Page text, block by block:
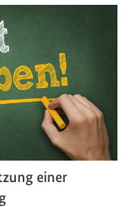
einer